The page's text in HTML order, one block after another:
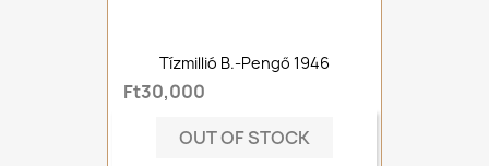
Tízmillió B.-Pengő 1946
Ft30,000
OUT OF STOCK